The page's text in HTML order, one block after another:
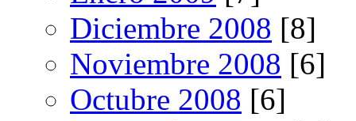
Diciembre 2008 [8]
Noviembre 2008 [6]
Octubre 2008 [6]